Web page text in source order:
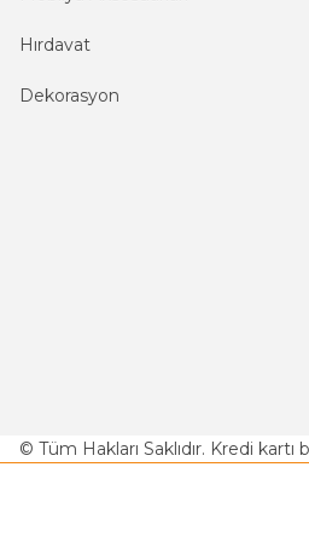
Hırdavat
Dekorasyon
© Tüm Hakları Saklıdır. Kredi